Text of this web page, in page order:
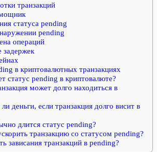
транзакций
статуса pending
pending
операций
задержек
в криптовалютных транзакциях
статус pending в криптовалюте?
может долго находиться в
деньги, если транзакция долго висит в
длится статус pending?
транзакцию со статусом pending?
зависания транзакций в pending?